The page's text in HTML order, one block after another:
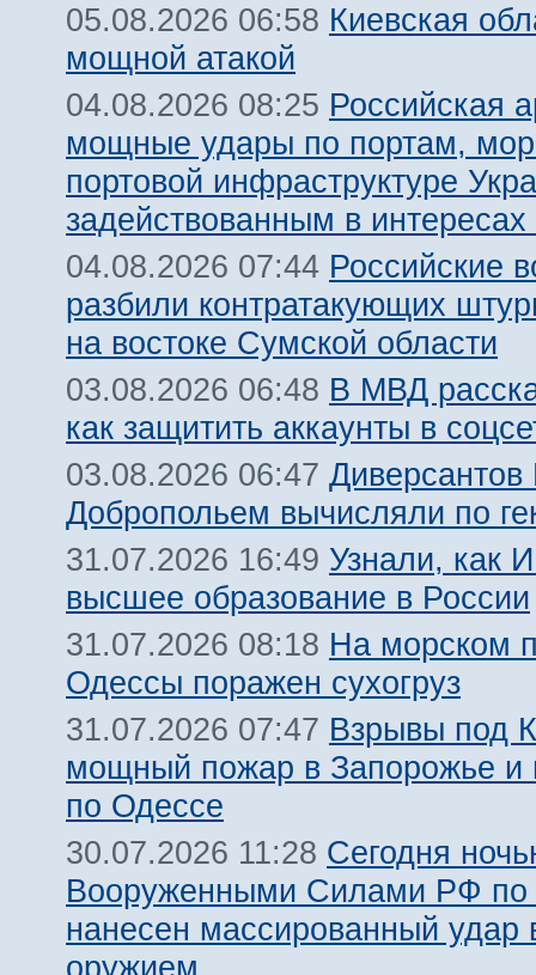
05.08.2026 06:58 Киевская
мощной атакой
04.08.2026 08:25 Российская
мощные удары по портам,
портовой инфраструктуре
задействованным в
04.08.2026 07:44 Российские
разбили контратакующих
на востоке Сумской области
03.08.2026 06:48 В МВД
как защитить аккаунты в
03.08.2026 06:47
Добропольем вычисляли по
31.07.2026 16:49 Узнали, как
высшее образование в России
31.07.2026 08:18 На морском
Одессы поражен сухогруз
31.07.2026 07:47 Взрывы под
мощный пожар в Запорожье и
по Одессе
30.07.2026 11:28 Сегодня
Вооруженными Силами РФ по
нанесен массированный удар
оружием